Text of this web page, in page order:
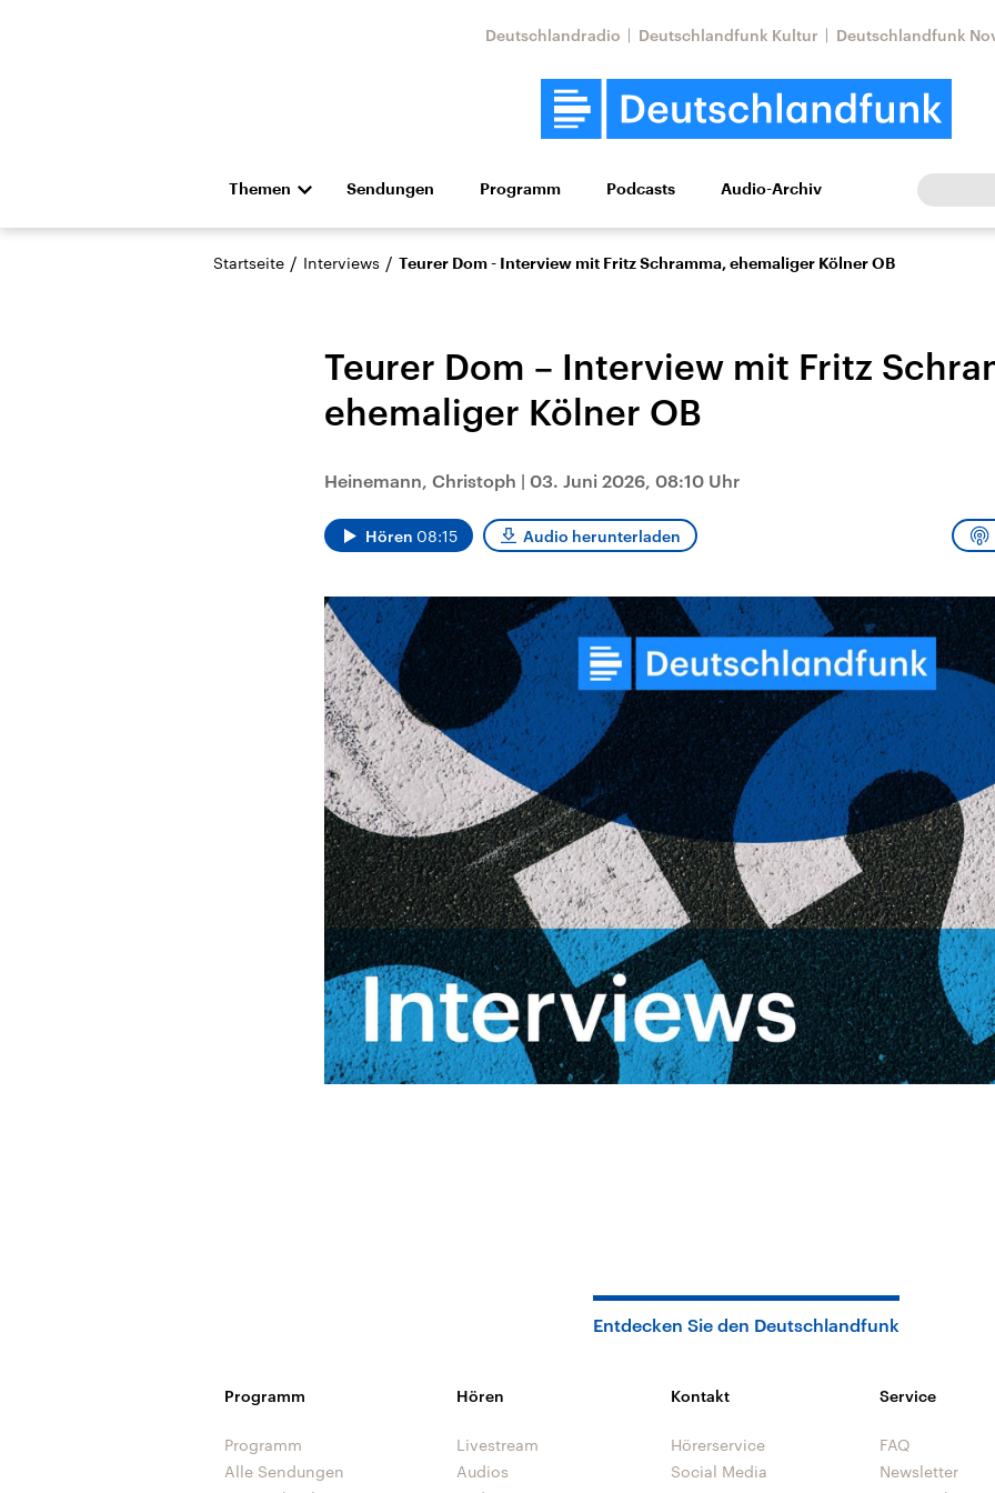
Deutschlandradio Deutschlandfunk Kultur Deutschlandfunk
Themen
Die Nachrichten Politik Wirtschaft Wissen Kultur Europa
Hörspiel und Feature Musik
Anhalt 2026
Sachsen-Anhalt wählt
am 6. September 2026
einen neuen Landtag.
Koalition aus CDU, SPD
und FDP regiert.-
Umfragen, Prognosen,
Wahlprogramme,
aktuelle Berichte und
Hintergründe zu den
Parteien und Kandidaten
der anstehenden Wahl.
Aktuelle Beiträge,
Hintergründe
Wirtschaftlich und
militärisch gehören die
Ländern der Erde, mit
großem Einfluss auf das
aktuelle Weltgeschehen.
Aktuelle Lage und
Der Überfall der
palästinensischen
Terrororganisation
Region wieder die
Gewalt entfacht. Israel
möchte die Hamas
zerstören. Diese wird wie
die Hisbollah im Libanon
vom Iran unterstützt.
Der Iran – seit der
Islamischen
1979 auch
Religionsführer
regierter Staat im
Osten. Eine
zu Israel und zu den
ist fest in der
Staatsideologie
verankert.
Sendungen Programm Podcasts Audio-Archiv
Startseite / Interviews / Teurer Dom - Interview mit Fritz Schramma, ehemaliger Kölner OB
Teurer Dom – Interview mit Fritz
ehemaliger Kölner OB
Heinemann, Christoph | 03. Juni 2026, 08:10 Uhr
Hören 08:15 Audio herunterladen
Entdecken Sie den Deutschlandfunk
Programm
Programm
Alle Sendungen
Hören
Livestream
Audios
Kontakt
Hörerservice
Social Media
Service
FAQ
Newsletter